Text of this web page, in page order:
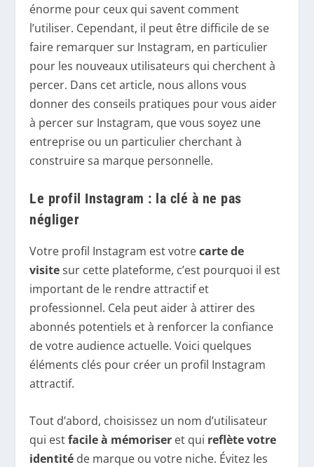
énorme pour ceux qui savent comment
l’utiliser. Cependant, il peut être difficile de se
faire remarquer sur Instagram, en particulier
pour les nouveaux utilisateurs qui cherchent à
percer. Dans cet article, nous allons vous
donner des conseils pratiques pour vous aider
à percer sur Instagram, que vous soyez une
entreprise ou un particulier cherchant à
construire sa marque personnelle.
Le profil Instagram : la clé à ne pas
négliger
Votre profil Instagram est votrecarte de
visitesur cette plateforme, c’est pourquoi il est
important de le rendre attractif et
professionnel. Cela peut aider à attirer des
abonnés potentiels et à renforcer la confiance
de votre audience actuelle. Voici quelques
éléments clés pour créer un profil Instagram
attractif.
Tout d’abord, choisissez un nom d’utilisateur
qui estfacile à mémoriser et qui reflète votre
identité de marque ou votre niche. Évitez les